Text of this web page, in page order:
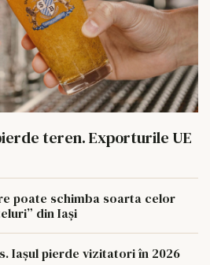
teren. Exporturile UE
poate schimba soarta celor
din Iași
Iașul pierde vizitatori în 2026